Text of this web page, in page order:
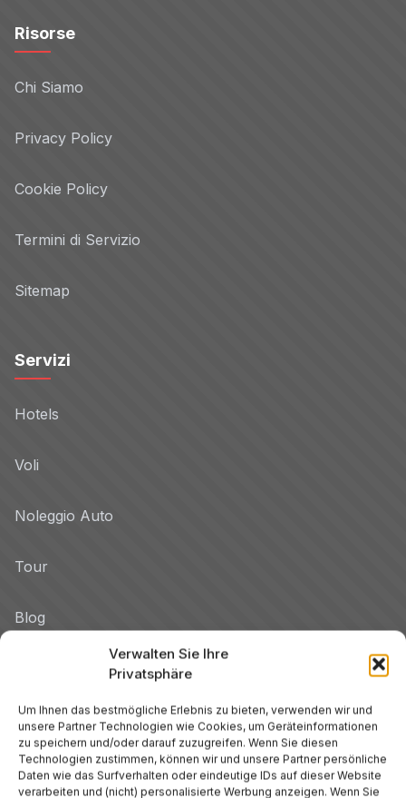
Verwalten Sie Ihre
Privatsphäre
Um Ihnen das bestmögliche Erlebnis zu bieten, verwenden wir und
unsere Partner Technologien wie Cookies, um Geräteinformationen
zu speichern und/oder darauf zuzugreifen. Wenn Sie diesen
Technologien zustimmen, können wir und unsere Partner persönliche
Daten wie das Surfverhalten oder eindeutige IDs auf dieser Website
verarbeiten und (nicht) personalisierte Werbung anzeigen. Wenn Sie
Risorse
Chi Siamo
Privacy Policy
Cookie Policy
Termini di Servizio
Sitemap
Servizi
Hotels
Voli
Noleggio Auto
Tour
Blog
Hotel per Regione
Veneto
Toskana